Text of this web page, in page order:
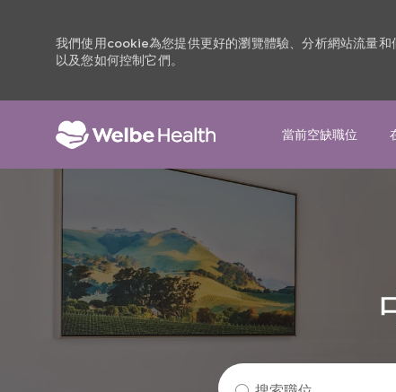
我們使用cookie為您提供更好的瀏覽體驗、分析網站流量和
以及您如何控制它們。
當前空缺職位
搜